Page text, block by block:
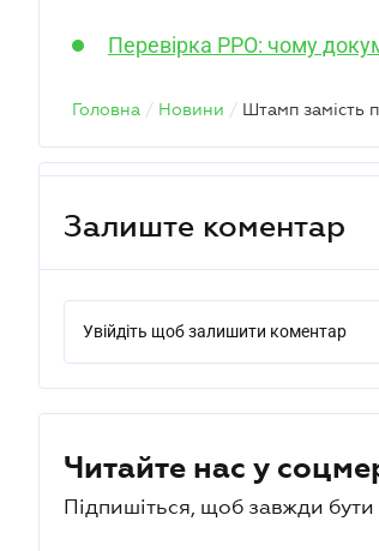
Перевірка РРО: чому
Головна / Новини / Штамп замість
Залиште коментар
Увійдіть щоб залишити коментар
Читайте нас у
Підпишіться, щоб завжди бути